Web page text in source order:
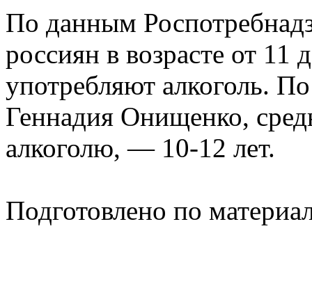
По данным
россиян в возрасте от 11
употребляют алкоголь.
Геннадия Онищенко,
алкоголю, — 10-12 лет.
Подготовлено по